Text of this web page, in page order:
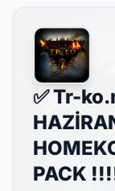
✅ Tr-
PACK